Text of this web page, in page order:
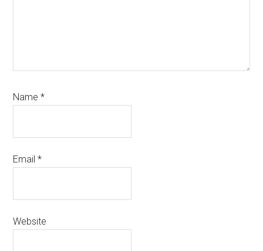
Name*
Email*
Website